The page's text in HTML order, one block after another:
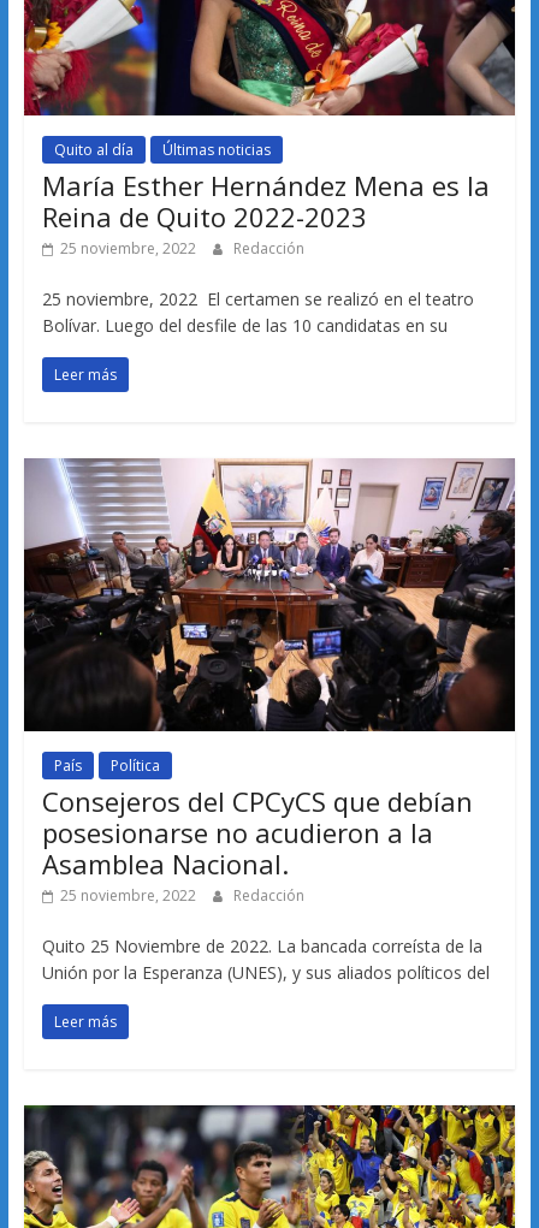
Quito al día Últimas noticias
María Esther Hernández Mena es la
Reina de Quito 2022-2023
25 noviembre, 2022 Redacción
25 noviembre, 2022 El certamen se realizó en el teatro
Bolívar. Luego del desfile de las 10 candidatas en su
Leer más
País Política
Consejeros del CPCyCS que debían
posesionarse no acudieron a la
Asamblea Nacional.
25 noviembre, 2022 Redacción
Quito 25 Noviembre de 2022. La bancada correísta de la
Unión por la Esperanza (UNES), y sus aliados políticos del
Leer más